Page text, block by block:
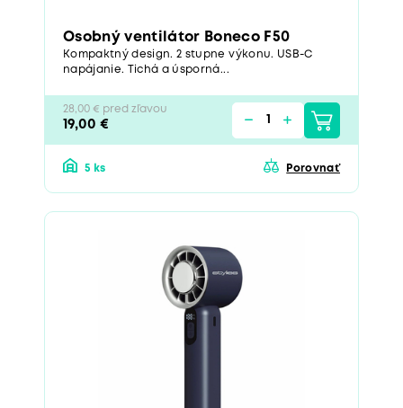
Osobný ventilátor Boneco F50
Kompaktný design. 2 stupne výkonu. USB-C
napájanie. Tichá a úsporná...
28,00 € pred zľavou
19,00 €
5 ks Porovnať